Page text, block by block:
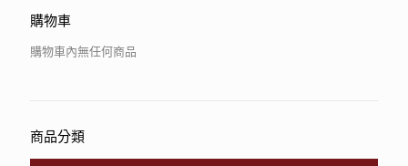
購物車
購物車內無任何商品
商品分類